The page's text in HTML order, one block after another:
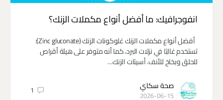
انفوجرافيك: ما أفضل أنواع مكملات الزنك؟
أفضل أنواع مكملات الزنك غلوكونات الزنك (Zinc gluconate):
تستخدم غالبًا في نزلات البرد، كما أنه متوفر على هيئة أقراص
للحلق وبخاخ للأنف. أسيتات الزنك…
صحة سكاي
2026-06-15
1